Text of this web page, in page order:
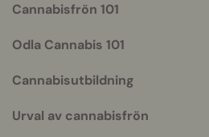
Cannabisfrön 101
Odla Cannabis 101
Cannabisutbildning
Urval av cannabisfrön